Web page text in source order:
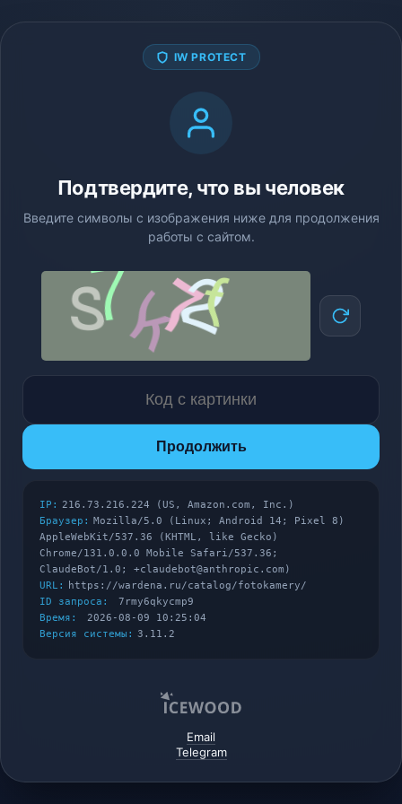
IW PROTECT
Подтвердите, что вы человек
Введите символы с изображения ниже для продолжения
работы с сайтом.
Продолжить
IP: 216.73.216.224 (US, Amazon.com, Inc.)
Браузер: Mozilla/5.0 (Linux; Android 14; Pixel 8)
AppleWebKit/537.36 (KHTML, like Gecko)
Chrome/131.0.0.0 Mobile Safari/537.36;
ClaudeBot/1.0; +claudebot@anthropic.com)
URL:
https://wardena.ru/catalog/fotokamery/
ID запроса:
7rmy6qkycmp9
Время:
2026-08-09 10:25:04
Версия системы: 3.11.2
Email
Telegram